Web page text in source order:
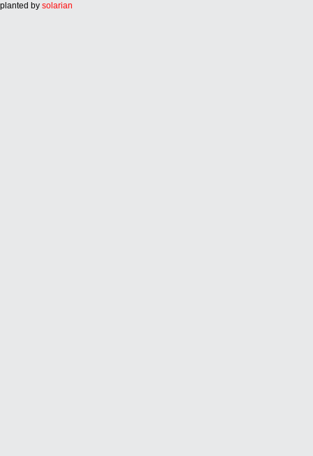
planted by solarian